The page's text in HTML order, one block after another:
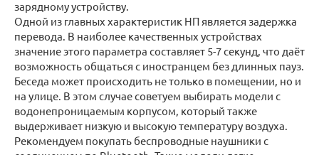
зарядному устройству.
Одной из главных характеристик НП является задержка
перевода. В наиболее качественных устройствах
значение этого параметра составляет 5-7 секунд, что даёт
возможность общаться с иностранцем без длинных пауз.
Беседа может происходить не только в помещении, но и
на улице. В этом случае советуем выбирать модели с
водонепроницаемым корпусом, который также
выдерживает низкую и высокую температуру воздуха.
Рекомендуем покупать беспроводные наушники с